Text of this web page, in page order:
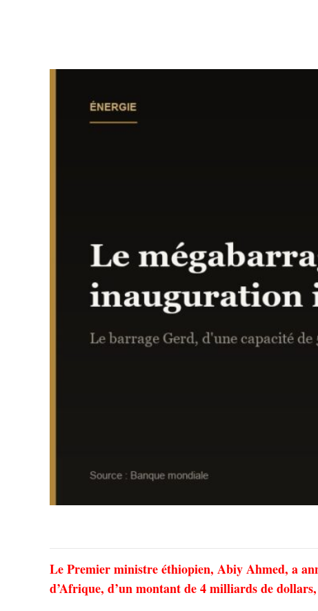
Le Premier ministre éthiopien, Abiy Ahmed, a
d’Afrique, d’un montant de 4 milliards de